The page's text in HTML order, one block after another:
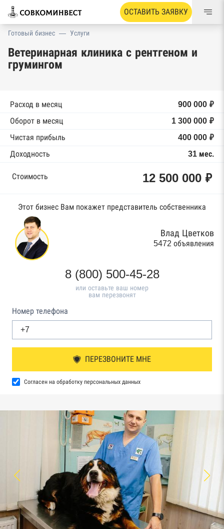
ОСТАВИТЬ ЗАЯВКУ
Готовый бизнес — Услуги
Ветеринарная клиника с рентгеном и
грумингом
Расход в месяц
900 000 ₽
Оборот в месяц
1 300 000 ₽
Чистая прибыль
400 000 ₽
Доходность
31 мес.
Стоимость 12 500 000 ₽
Этот бизнес Вам покажет представитель собственника
Влад Цветков
5472 объявления
8 (800) 500-45-28
или оставьте ваш номер
вам перезвонят
Номер телефона
ПЕРЕЗВОНИТЕ МНЕ
Согласен на обработку персональных данных